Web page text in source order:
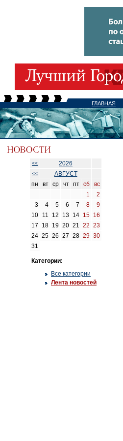
ГЛАВНАЯ
<< 2026
<<
АВГУСТ
пн
вт ср чт пт сб
вс
1
2
3
4 5 6 7 8
9
10
11 12 13 14 15 16
17
18 19 20 21 22 23
24 25 26 27 28 29 30
31
Категории:
Все категории
Лента новостей